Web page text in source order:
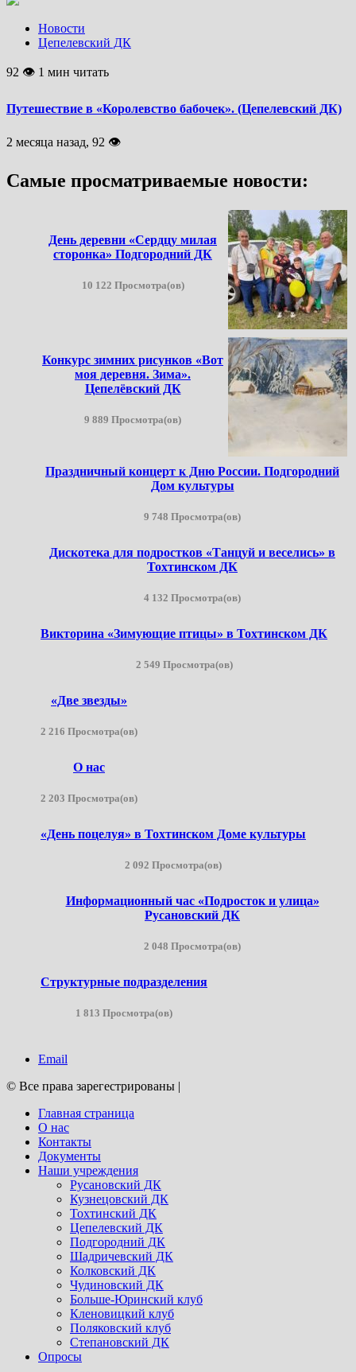
Новости
Цепелевский ДК
92 👁 1 мин читать
Путешествие в «Королевство бабочек». (Цепелевский ДК)
2 месяца назад, 92 👁
Самые просматриваемые новости:
День деревни «Сердцу милая
сторонка» Подгородний ДК
10 122 Просмотра(ов)
Конкурс зимних рисунков «Вот
моя деревня. Зима».
Цепелёвский ДК
9 889 Просмотра(ов)
Праздничный концерт к Дню России. Подгородний
Дом культуры
9 748 Просмотра(ов)
Дискотека для подростков «Танцуй и веселись» в
Тохтинском ДК
4 132 Просмотра(ов)
Викторина «Зимующие птицы» в Тохтинском ДК
2 549 Просмотра(ов)
«Две звезды»
2 216 Просмотра(ов)
О нас
2 203 Просмотра(ов)
«День поцелуя» в Тохтинском Доме культуры
2 092 Просмотра(ов)
Информационный час «Подросток и улица»
Русановский ДК
2 048 Просмотра(ов)
Структурные подразделения
1 813 Просмотра(ов)
Email
© Все права зарегестрированы |
Главная страница
О нас
Контакты
Документы
Наши учреждения
Русановский ДК
Кузнецовский ДК
Тохтинский ДК
Цепелевский ДК
Подгородний ДК
Шадричевский ДК
Колковский ДК
Чудиновский ДК
Больше-Юринский клуб
Кленовицкий клуб
Поляковский клуб
Степановский ДК
Опросы